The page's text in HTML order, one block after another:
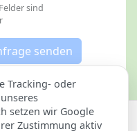
sind
senden
Tracking- oder
setzen wir Google
Zustimmung aktiv